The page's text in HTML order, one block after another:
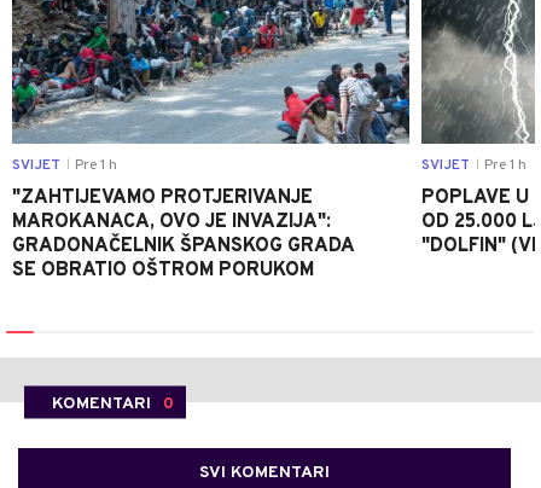
SVIJET Pre 1 h
"ZAHTIJEVAMO PROTJERIVANJE
MAROKANACA, OVO JE INVAZIJA":
GRADONAČELNIK ŠPANSKOG GRADA
SE OBRATIO OŠTROM PORUKOM
SVIJET Pre 1 h
POPLAVE U
OD 25.000
"DOLFIN"
KOMENTARI 0
SVI KOMENTARI